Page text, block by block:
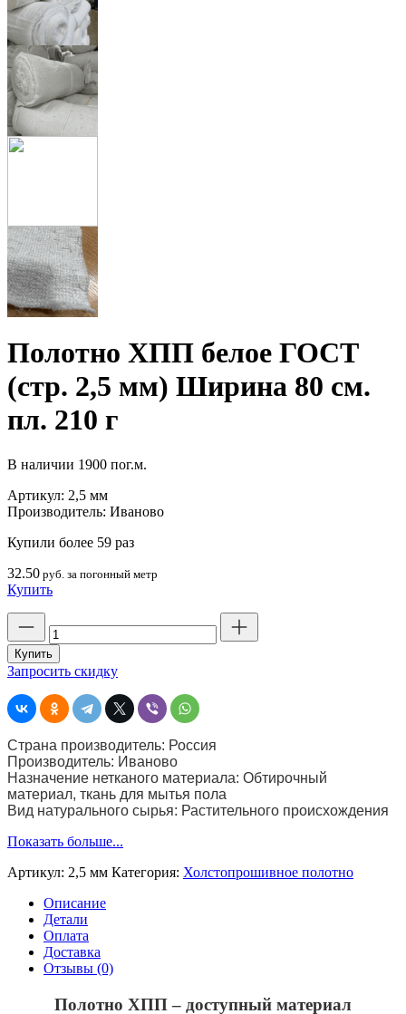
Полотно ХПП белое ГОСТ
(стр. 2,5 мм) Ширина 80 см.
пл. 210 г
В наличии 1900 пог.м.
Артикул: 2,5 мм
Производитель: Иваново
Купили более 59 раз
32.50 руб. за погонный метр
Купить
товара
Полотно
ХПП
ГОСТ
(стр.
мм)
Ширина
80
см.
пл.
г
Купить
Запросить скидку
Страна производитель: Россия
Производитель: Иваново
Назначение нетканого материала: Обтирочный
материал, ткань для мытья пола
Вид натурального сырья: Растительного происхождения
Показать больше...
Артикул: 2,5 мм Категория: Холстопрошивное полотно
Описание
Детали
Оплата
Доставка
Отзывы (0)
Полотно ХПП – доступный материал